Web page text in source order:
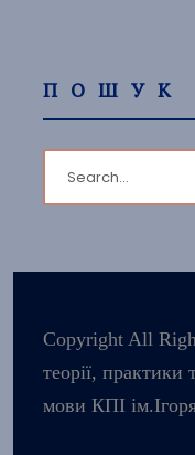
ПОШУК
Copyright All
теорії, практики
мови КПІ